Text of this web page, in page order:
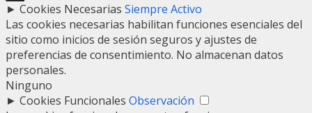
► Cookies Necesarias Siempre Activo
Las cookies necesarias habilitan funciones esenciales del
sitio como inicios de sesión seguros y ajustes de
preferencias de consentimiento. No almacenan datos
personales.
Ninguno
► Cookies Funcionales Observación